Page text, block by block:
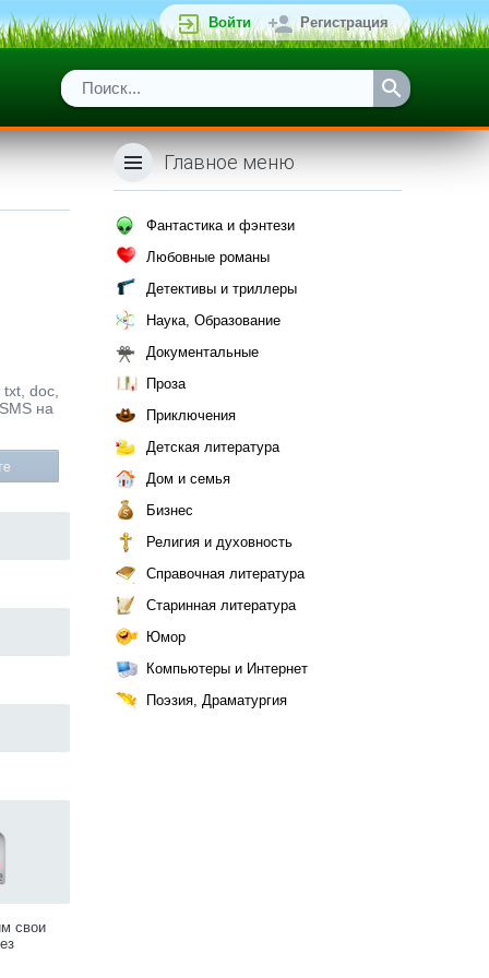
Войти Регистрация
doc,
на
свои
Главное меню
Фантастика и фэнтези
Любовные романы
Детективы и триллеры
Наука, Образование
Документальные
Проза
Приключения
Детская литература
Дом и семья
Бизнес
Религия и духовность
Справочная литература
Старинная литература
Юмор
Компьютеры и Интернет
Поэзия, Драматургия